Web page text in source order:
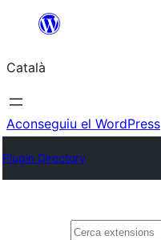
contingut
Català
Aconseguiu el WordPress
Plugin Directory
Cerca